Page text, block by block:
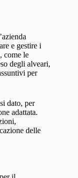
e gestire i
come le
degli alveari,
per
dato, per
adattata.
delle